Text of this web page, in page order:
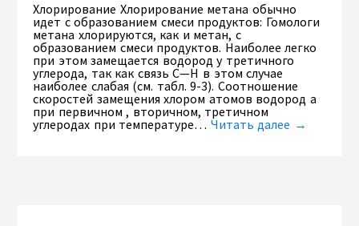
Хлорирование Хлорирование метана обычно
идет с образованием смеси продуктов: Гомологи
метана хлорируются, как и метан, с
образованием смеси продуктов. Наиболее легко
при этом замещается водород у третичного
углерода, так как связь С—Н в этом случае
наиболее слабая (см. табл. 9-3). Соотношение
скоростей замещения хлором атомов водород а
при первичном , вторичном, третичном
углеродах при температуре… Читать далее →